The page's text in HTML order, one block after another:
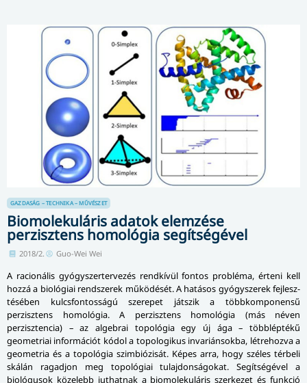
GAZDASÁG – TECHNIKA – MŰVÉSZET
Biomolekuláris adatok elemzése
perzisztens homológia segítségével
2018/2. Guo-Wei Wei
A racionális gyógyszertervezés rendkívül fontos probléma, érteni kell
hozzá a biológiai rendszerek működését. A hatásos gyógyszerek fej­lesz­
té­sé­ben kulcsfontosságú szerepet játszik a többkomponensű
perzisztens homológia. A perzisztens homológia (más néven
perzisztencia) – az algebrai topológia egy új ága – többléptékű
geometriai információt kódol a topologikus invariánsokba, létrehozva a
geometria és a topológia szimbiózisát. Képes arra, hogy széles térbeli
skálán ragadjon meg topológiai tulajdonságokat. Segítségével a
biológusok közelebb juthatnak a biomolekuláris szerkezet és funkció